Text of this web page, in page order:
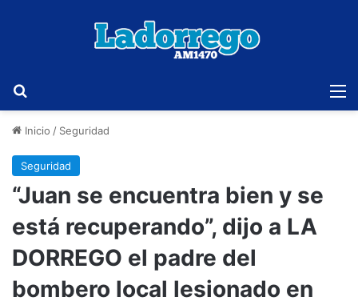
Inicio / Seguridad
Seguridad
“Juan se encuentra bien y se
está recuperando”, dijo a LA
DORREGO el padre del
bombero local lesionado en